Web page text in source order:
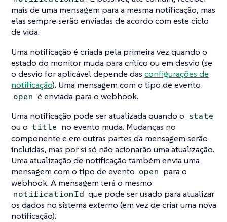
mais de uma mensagem para a mesma notificação, mas
elas sempre serão enviadas de acordo com este ciclo
de vida.
Uma notificação é criada pela primeira vez quando o
estado do monitor muda para crítico ou em desvio (se
o desvio for aplicável depende das configurações de
notificação). Uma mensagem com o tipo de evento
open é enviada para o webhook.
Uma notificação pode ser atualizada quando o state
ou o title no evento muda. Mudanças no
componente e em outras partes da mensagem serão
incluídas, mas por si só não acionarão uma atualização.
Uma atualização de notificação também envia uma
mensagem com o tipo de evento open para o
webhook. A mensagem terá o mesmo
notificationId que pode ser usado para atualizar
os dados no sistema externo (em vez de criar uma nova
notificação).